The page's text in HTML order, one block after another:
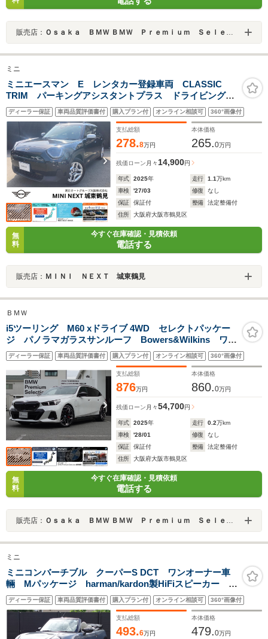
販売店： Ｏｓａｋａ ＢＭＷ ＢＭＷ Ｐｒｅｍｉｕｍ Ｓｅｌｅｃｔｉｏｎ 城東鶴見
ミニ
ミニエースマン E レンタカー登録車両 CLASSIC
TRIM パーキングアシスタントプラス ドライビングア
シスタント アダプティブLEDヘッドライト ヘッドア
ップディスプレイ クルーズコントロール ワイヤレス
チャージ 認定中古車
ディーラー保証 車両品質評価書付 購入プラン付 オンライン相談可 360°画像付
支払総額
278.8万円
本体価格
265.0万円
残価ローン 月々14,900円
年式 2025年 走行 1.1万km
車検
'27/03 修復
なし
保証
保証付 整備
法定整備付
住所
大阪府大阪市鶴見区
無
料
今すぐ在庫確認・見積依頼
電話する
販売店： ＭＩＮＩ ＮＥＸＴ 城東鶴見
ＢＭＷ
i5ツーリング M60 xドライブ 4WD セレクトパッケー
ジ パノラマガラスサンルーフ Bowers&Wilkins ワイ
ヤレスチャージング ジェスチャーコントロール 全方
位カメラ 純正20インチAW 純正地デジ シートヒータ
ー 電動リアゲート 認定中古車
ディーラー保証 車両品質評価書付 購入プラン付 オンライン相談可 360°画像付
支払総額
876万円
本体価格
860.0万円
残価ローン 月々54,700円
年式 2025年 走行 0.2万km
車検
'28/01 修復
なし
保証
保証付 整備
法定整備付
住所
大阪府大阪市鶴見区
無
料
今すぐ在庫確認・見積依頼
電話する
販売店： Ｏｓａｋａ ＢＭＷ ＢＭＷ Ｐｒｅｍｉｕｍ Ｓｅｌｅｃｔｉｏｎ 城東鶴見
ミニ
ミニコンバーチブル クーパーS DCT ワンオーナー車
輛 Mパッケージ harman/kardon製HiFiスピーカー ベ
ージュシート ヘッドアップディスプレイ アクティブ
クルーズコントロール 全周囲カメラ アクティブシー
ト 認定中古車
ディーラー保証 車両品質評価書付 購入プラン付 オンライン相談可 360°画像付
支払総額
493.6万円
本体価格
479.0万円